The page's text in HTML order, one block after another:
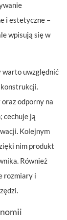
i estetyczne –
wpisują się w
uwzględnić
odporny na
cechuje ją
Kolejnym
nim produkt
Również
rozmiary i